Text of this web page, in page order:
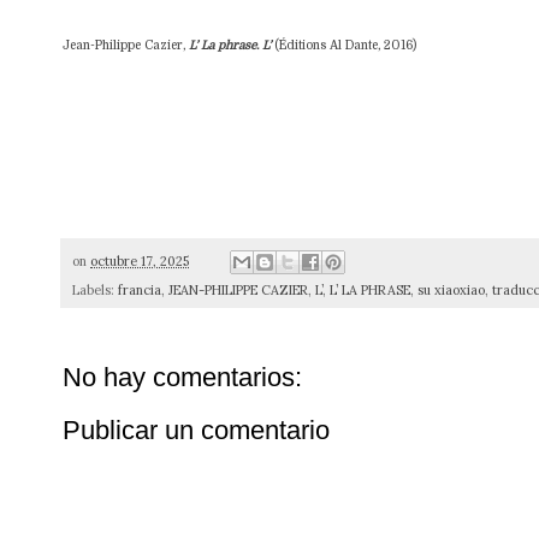
Jean-Philippe Cazier, L’ La phrase. L’(Éditions Al Dante, 2016)
on octubre 17, 2025
Labels: francia, JEAN-PHILIPPE CAZIER, L’, L’ LA PHRASE, su xiaoxiao,
No hay comentarios:
Publicar un comentario